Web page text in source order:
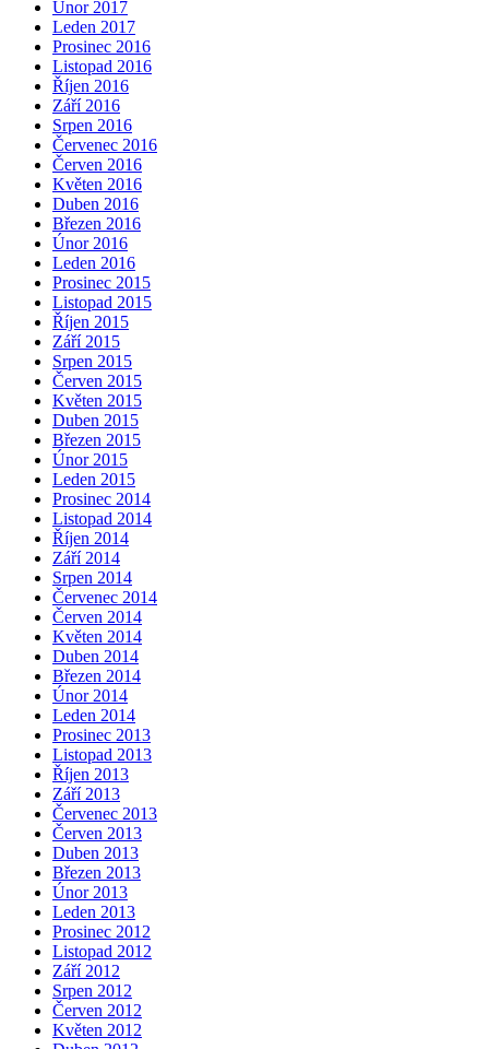
Únor 2017
Leden 2017
Prosinec 2016
Listopad 2016
Říjen 2016
Září 2016
Srpen 2016
Červenec 2016
Červen 2016
Květen 2016
Duben 2016
Březen 2016
Únor 2016
Leden 2016
Prosinec 2015
Listopad 2015
Říjen 2015
Září 2015
Srpen 2015
Červen 2015
Květen 2015
Duben 2015
Březen 2015
Únor 2015
Leden 2015
Prosinec 2014
Listopad 2014
Říjen 2014
Září 2014
Srpen 2014
Červenec 2014
Červen 2014
Květen 2014
Duben 2014
Březen 2014
Únor 2014
Leden 2014
Prosinec 2013
Listopad 2013
Říjen 2013
Září 2013
Červenec 2013
Červen 2013
Duben 2013
Březen 2013
Únor 2013
Leden 2013
Prosinec 2012
Listopad 2012
Září 2012
Srpen 2012
Červen 2012
Květen 2012